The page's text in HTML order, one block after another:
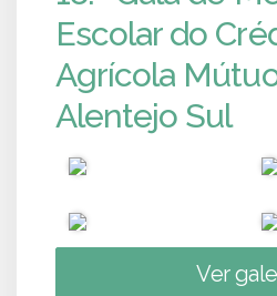
Escolar do
Agrícola
Alentejo Sul
Ver